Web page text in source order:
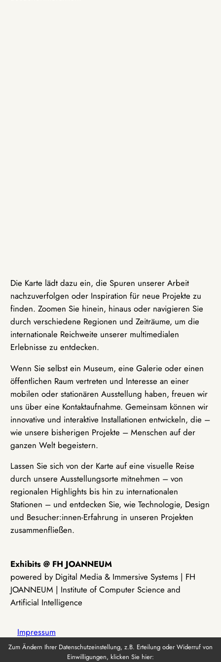
Die Karte lädt dazu ein, die Spuren unserer Arbeit
nachzuverfolgen oder Inspiration für neue Projekte zu
finden. Zoomen Sie hinein, hinaus oder navigieren Sie
durch verschiedene Regionen und Zeiträume, um die
internationale Reichweite unserer multimedialen
Erlebnisse zu entdecken.
Wenn Sie selbst ein Museum, eine Galerie oder einen
öffentlichen Raum vertreten und Interesse an einer
mobilen oder stationären Ausstellung haben, freuen wir
uns über eine Kontaktaufnahme. Gemeinsam können wir
innovative und interaktive Installationen entwickeln, die –
wie unsere bisherigen Projekte – Menschen auf der
ganzen Welt begeistern.
Lassen Sie sich von der Karte auf eine visuelle Reise
durch unsere Ausstellungsorte mitnehmen – von
regionalen Highlights bis hin zu internationalen
Stationen – und entdecken Sie, wie Technologie, Design
und Besucher:innen-Erfahrung in unseren Projekten
zusammenfließen.
Exhibits @ FH JOANNEUM
powered by Digital Media & Immersive Systems | FH
JOANNEUM | Institute of Computer Science and
Artificial Intelligence
Impressum
Zum Ändern Ihrer Datenschutzeinstellung, z.B. Erteilung oder Widerruf von
Einwilligungen, klicken Sie hier: